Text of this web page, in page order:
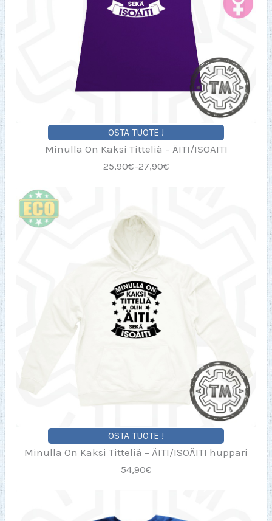
OSTA TUOTE !
Minulla On Kaksi Titteliä – ÄITI/ISOÄITI
25,90€-27,90€
OSTA TUOTE !
Minulla On Kaksi Titteliä – ÄITI/ISOÄITI huppari
54,90€